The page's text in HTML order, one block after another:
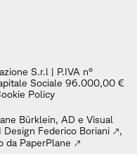
S.r.l | P.IVA n°
Sociale 96.000,00 €
Policy
Bürklein, AD e Visual
Design Federico Boriani
,
da PaperPlane